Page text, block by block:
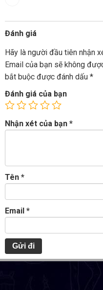
Đánh giá
Hãy là người đầu tiên nhận
Email của bạn sẽ không
bắt buộc được đánh dấu *
Đánh giá của bạn
Nhận xét của bạn *
Tên *
Email *